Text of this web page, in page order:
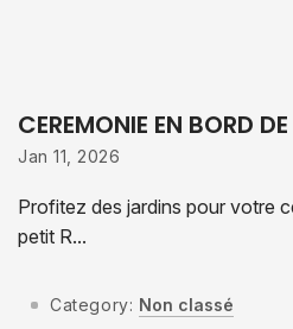
CEREMONIE EN BORD
Jan 11, 2026
Profitez des jardins pour votre
petit R...
Category: Non classé